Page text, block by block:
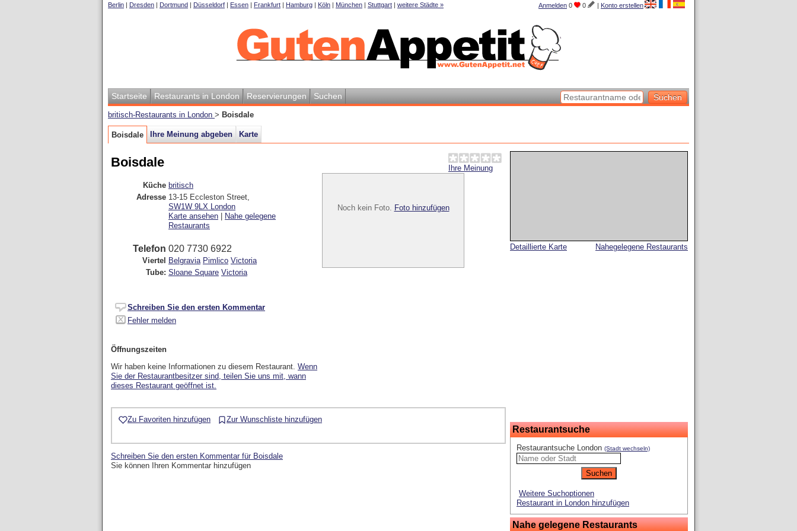
Anmelden 0 0 | Konto erstellen
Berlin | Dresden | Dortmund | Düsseldorf | Essen | Frankfurt | Hamburg | Köln | München | Stuttgart | weitere Städte »
Startseite Restaurants in London Reservierungen Suchen
britisch-Restaurants in London > Boisdale
Boisdale Ihre Meinung abgeben Karte
Nahegelegene Restaurants
Detaillierte Karte
Restaurantsuche
Restaurantsuche London (Stadt wechseln)
Weitere Suchoptionen
Restaurant in London hinzufügen
Nahe gelegene Restaurants
Ihre Meinung
Boisdale
Noch kein Foto. Foto hinzufügen
Küche britisch
Adresse 13-15 Eccleston Street,
SW1W 9LX London
Karte ansehen
Nahe gelegene
Restaurants
Telefon 020 7730 6922
Viertel Belgravia Pimlico Victoria
Tube: Sloane Square Victoria
Schreiben Sie den ersten Kommentar
Fehler melden
Öffnungszeiten
Wir haben keine Informationen zu diesem Restaurant. Wenn
Sie der Restaurantbesitzer sind, teilen Sie uns mit, wann
dieses Restaurant geöffnet ist.
Zu Favoriten hinzufügen Zur Wunschliste hinzufügen
Schreiben Sie den ersten Kommentar für Boisdale
Sie können Ihren Kommentar hinzufügen